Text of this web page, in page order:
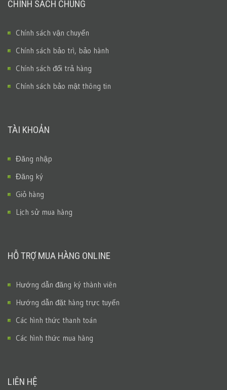
CHÍNH SÁCH CHUNG
Chính sách vận chuyển
Chính sách bảo trì, bảo hành
Chính sách đổi trả hàng
Chính sách bảo mật thông tin
TÀI KHOẢN
Đăng nhập
Đăng ký
Giỏ hàng
Lịch sử mua hàng
HỖ TRỢ MUA HÀNG ONLINE
Hướng dẫn đăng ký thành viên
Hướng dẫn đặt hàng trực tuyến
Các hình thức thanh toán
Các hình thức mua hàng
LIÊN HỆ